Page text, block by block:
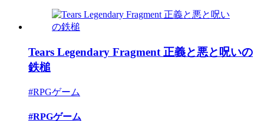
Tears Legendary Fragment 正義と悪と呪いの
鉄槌
#RPGゲーム
#RPGゲーム